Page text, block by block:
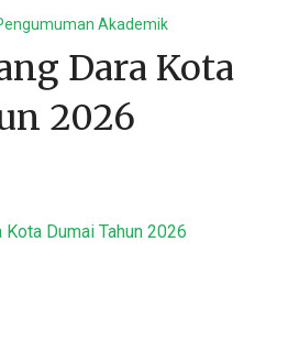
Akademik
Dara Kota
2026
Dumai Tahun 2026